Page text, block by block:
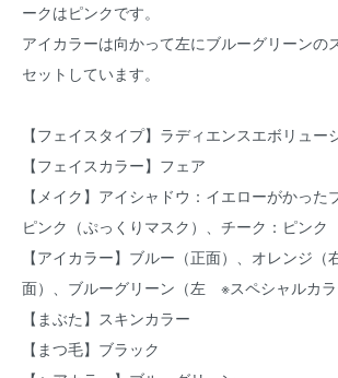
ークはピンクです。
アイカラーは向かって左にブルーグリーンの
セットしています。
【フェイスタイプ】ラディエンスエボリュー
【フェイスカラー】フェア
【メイク】アイシャドウ：イエローがかった
ピンク（ぷっくりマスク）、チーク：ピンク
【アイカラー】ブルー（正面）、オレンジ（
面）、ブルーグリーン（左 ※スペシャルカ
【まぶた】スキンカラー
【まつ毛】ブラック